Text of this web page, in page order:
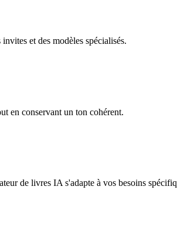
et des modèles spécialisés.
en conservant un ton cohérent.
de livres IA s'adapte à vos besoins